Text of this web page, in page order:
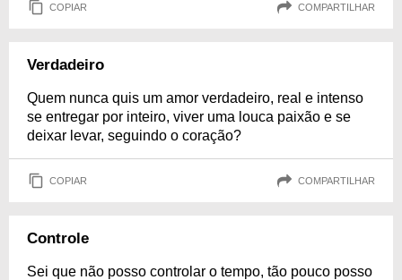
COPIAR COMPARTILHAR
Verdadeiro
Quem nunca quis um amor verdadeiro, real e intenso
se entregar por inteiro, viver uma louca paixão e se
deixar levar, seguindo o coração?
COPIAR COMPARTILHAR
Controle
Sei que não posso controlar o tempo, tão pouco posso